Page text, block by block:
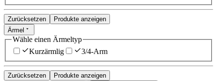
Zurücksetzen
Produkte anzeigen
Ärmel
Wähle einen Ärmeltyp
Kurzärmlig
3/4-Arm
Zurücksetzen Produkte anzeigen